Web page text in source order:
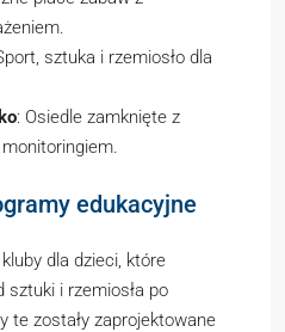
sztuka i rzemiosło dla
: Osiedle zamknięte z
edukacyjne
dla dzieci, które
sztuki i rzemiosła po
te zostały zaprojektowane